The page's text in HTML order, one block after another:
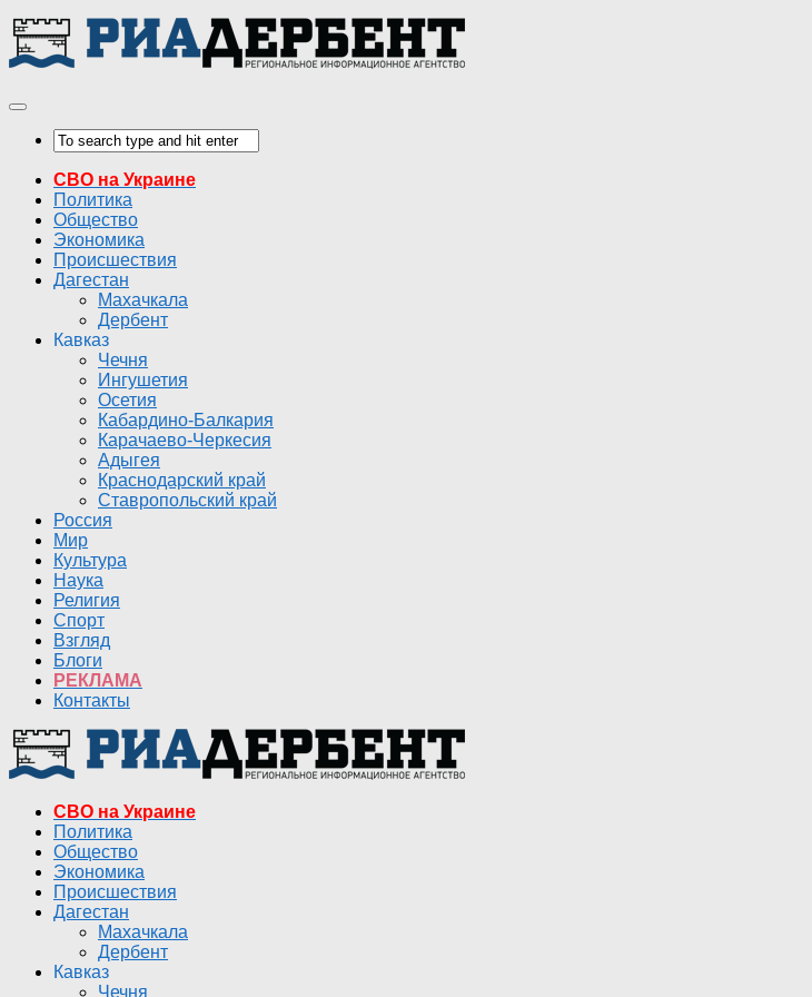
СВО на Украине
Политика
Общество
Экономика
Происшествия
Дагестан
Махачкала
Дербент
Кавказ
Чечня
Ингушетия
Осетия
Кабардино-Балкария
Карачаево-Черкесия
Адыгея
Краснодарский край
Ставропольский край
Россия
Мир
Культура
Наука
Религия
Спорт
Взгляд
Блоги
РЕКЛАМА
Контакты
СВО на Украине
Политика
Общество
Экономика
Происшествия
Дагестан
Махачкала
Дербент
Кавказ
Чечня